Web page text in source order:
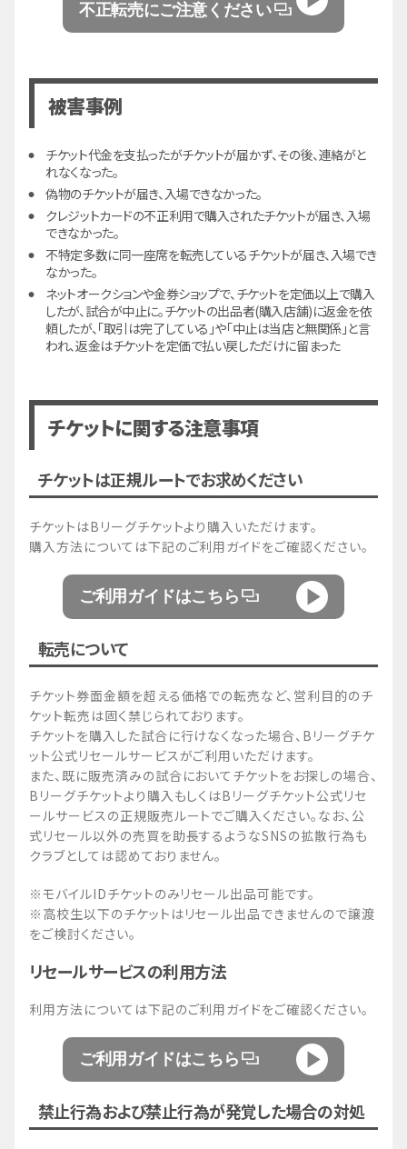
不正転売にご注意ください
被害事例
チケット代金を支払ったがチケットが届かず、その後、連絡がと
れなくなった。
偽物のチケットが届き、入場できなかった。
クレジットカードの不正利用で購入されたチケットが届き、入場
できなかった。
不特定多数に同一座席を転売しているチケットが届き、入場でき
なかった。
ネットオークションや金券ショップで、チケットを定価以上で購入
したが、試合が中止に。チケットの出品者(購入店舗)に返金を依
頼したが、「取引は完了している」や「中止は当店と無関係」と言
われ、返金はチケットを定価で払い戻しただけに留まった
チケットに関する注意事項
チケットは正規ルートでお求めください
チケットはBリーグチケットより購入いただけます。
購入方法については下記のご利用ガイドをご確認ください。
ご利用ガイドはこちら
転売について
チケット券面金額を超える価格での転売など、営利目的のチ
ケット転売は固く禁じられております。
チケットを購入した試合に行けなくなった場合、Bリーグチケ
ット公式リセールサービスがご利用いただけます。
また、既に販売済みの試合においてチケットをお探しの場合、
Bリーグチケットより購入もしくはBリーグチケット公式リセ
ールサービスの正規販売ルートでご購入ください。なお、公
式リセール以外の売買を助長するようなSNSの拡散行為も
クラブとしては認めておりません。
※モバイルIDチケットのみリセール出品可能です。
※高校生以下のチケットはリセール出品できませんので譲渡
をご検討ください。
リセールサービスの利用方法
利用方法については下記のご利用ガイドをご確認ください。
ご利用ガイドはこちら
禁止行為および禁止行為が発覚した場合の対処